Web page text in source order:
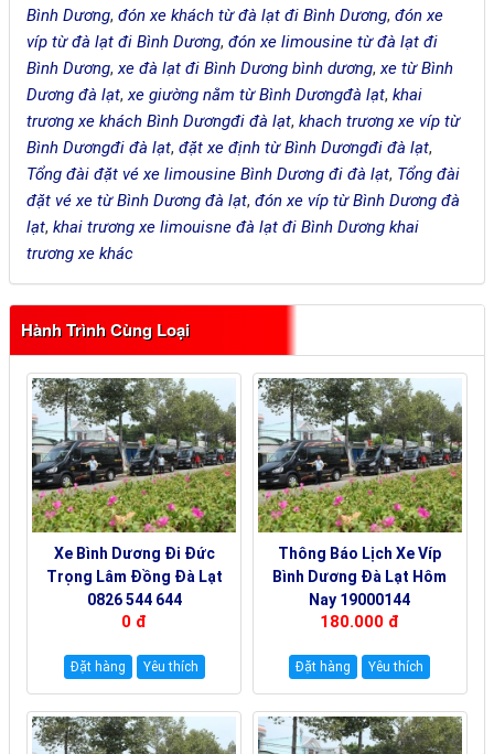
Bình Dương,đón xe khách từ đà lạt đi Bình Dương,đón xe
víp từ đà lạt đi Bình Dương,đón xe limousine từ đà lạt đi
Bình Dương,xe đà lạt đi Bình Dương bình dương,xe từ Bình
Dương đà lạt,xe giường nằm từ Bình Dươngđà lạt,khai
trương xe khách Bình Dươngđi đà lạt,khach trương xe víp từ
Bình Dươngđi đà lạt,đặt xe định từ Bình Dươngđi đà lạt,
Tổng đài đặt vé xe limousine Bình Dương đi đà lạt, Tổng đài
đặt vé xe từ Bình Dương đà lạt,đón xe víp từ Bình Dương đà
lạt,khai trương xe limouisne đà lạt đi Bình Dương khai
trương xe khác
Hành Trình Cùng Loại
Xe Bình Dương Đi Đức
Trọng Lâm Đồng Đà Lạt
0826 544 644
0 đ
Đặt hàng Yêu thích
Thông Báo Lịch Xe Víp
Bình Dương Đà Lạt Hôm
Nay 19000144
180.000 đ
Đặt hàng Yêu thích